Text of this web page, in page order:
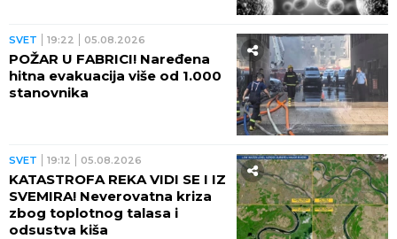
SVET 19:22 05.08.2026
POŽAR U FABRICI! Naređena
hitna evakuacija više od 1.000
stanovnika
SVET 19:12 05.08.2026
KATASTROFA REKA VIDI SE I IZ
SVEMIRA! Neverovatna kriza
zbog toplotnog talasa i
odsustva kiša